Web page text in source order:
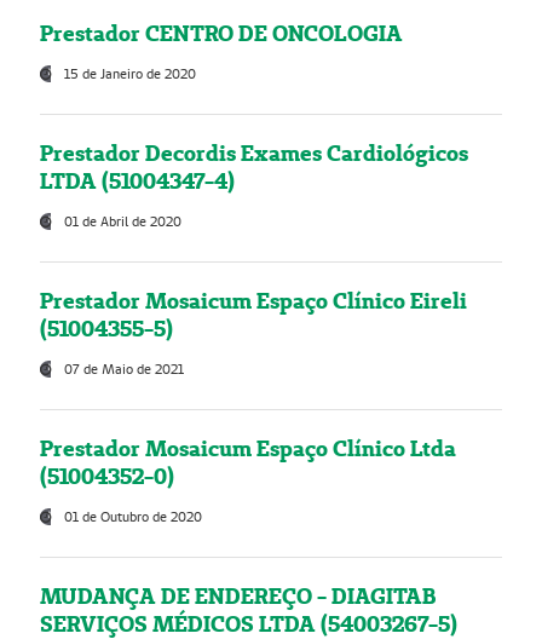
Prestador CENTRO DE ONCOLOGIA
15 de Janeiro de 2020
Prestador Decordis Exames Cardiológicos
LTDA (51004347-4)
01 de Abril de 2020
Prestador Mosaicum Espaço Clínico Eireli
(51004355-5)
07 de Maio de 2021
Prestador Mosaicum Espaço Clínico Ltda
(51004352-0)
01 de Outubro de 2020
MUDANÇA DE ENDEREÇO - DIAGITAB
SERVIÇOS MÉDICOS LTDA (54003267-5)